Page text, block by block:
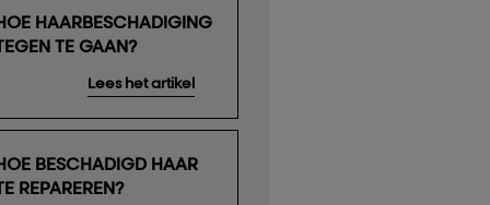
HAARBESCHADIGING
TE GAAN?
Lees het artikel
BESCHADIGD HAAR
REPAREREN?